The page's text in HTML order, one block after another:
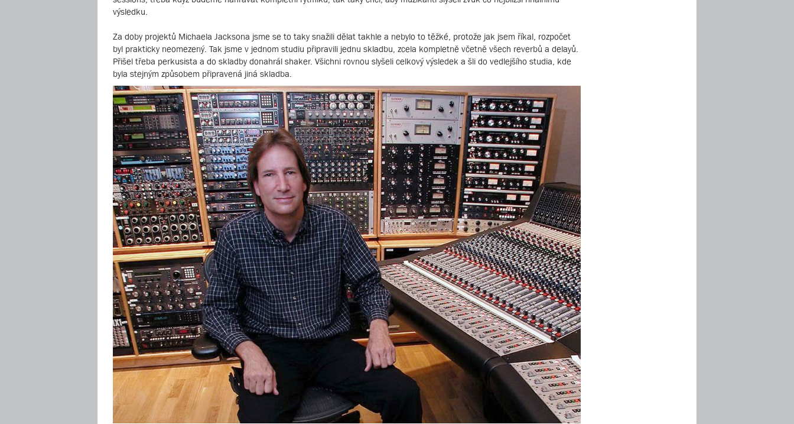
výsledku.
Za doby projektů Michaela Jacksona jsme se to taky snažili dělat takhle a nebylo to těžké, protože jak jsem říkal, rozpočet
byl prakticky neomezený. Tak jsme v jednom studiu připravili jednu skladbu, zcela kompletně včetně všech reverbů a delayů.
Přišel třeba perkusista a do skladby donahrál shaker. Všichni rovnou slyšeli celkový výsledek a šli do vedlejšího studia, kde
byla stejným způsobem připravená jiná skladba.